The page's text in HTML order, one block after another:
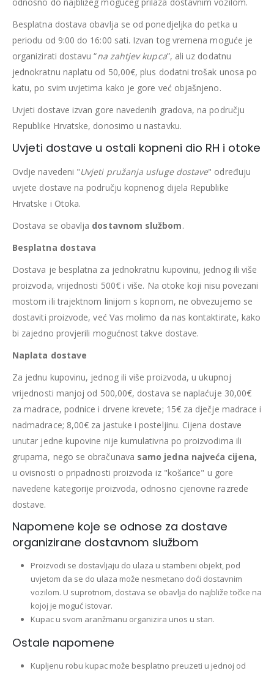
Besplatna dostava obavlja se od ponedjeljka do petka u
periodu od 9:00 do 16:00 sati. Izvan tog vremena moguće je
organizirati dostavu “na zahtjev kupca”, ali uz dodatnu
jednokratnu naplatu od 50,00€, plus dodatni trošak unosa po
katu, po svim uvjetima kako je gore već objašnjeno.
Uvjeti dostave izvan gore navedenih gradova, na području
Republike Hrvatske, donosimo u nastavku.
Uvjeti dostave u ostali kopneni dio RH i otoke
Ovdje navedeni "Uvjeti pružanja usluge dostave" određuju
uvjete dostave na području kopnenog dijela Republike
Hrvatske i Otoka.
Dostava se obavlja dostavnom službom.
Besplatna dostava
Dostava je besplatna za jednokratnu kupovinu, jednog ili više
proizvoda, vrijednosti 500€ i više. Na otoke koji nisu povezani
mostom ili trajektnom linijom s kopnom, ne obvezujemo se
dostaviti proizvode, već Vas molimo da nas kontaktirate, kako
bi zajedno provjerili mogućnost takve dostave.
Naplata dostave
Za jednu kupovinu, jednog ili više proizvoda, u ukupnoj
vrijednosti manjoj od 500,00€, dostava se naplaćuje 30,00€
za madrace, podnice i drvene krevete; 15€ za dječje madrace i
nadmadrace; 8,00€ za jastuke i posteljinu. Cijena dostave
unutar jedne kupovine nije kumulativna po proizvodima ili
grupama, nego se obračunava samo jedna najveća cijena,
u ovisnosti o pripadnosti proizvoda iz "košarice" u gore
navedene kategorije proizvoda, odnosno cjenovne razrede
dostave.
Napomene koje se odnose za dostave
organizirane dostavnom službom
Proizvodi se dostavljaju do ulaza u stambeni objekt, pod
uvjetom da se do ulaza može nesmetano doći dostavnim
vozilom. U suprotnom, dostava se obavlja do najbliže točke na
kojoj je moguć istovar.
Kupac u svom aranžmanu organizira unos u stan.
Ostale napomene
Kupljenu robu kupac može besplatno preuzeti u jednoj od